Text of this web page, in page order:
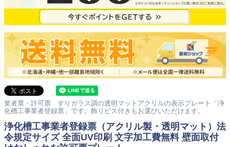
業者票・許可票 すりガラス調の透明マットアクリルの表示プレート「浄
化槽工事業者登録票」です。飾りビス付きもお選びいただけます。
浄化槽工事業者登録票（アクリル製・透明マット）法
令規定サイズ 全面UV印刷 文字加工費無料 壁面取付